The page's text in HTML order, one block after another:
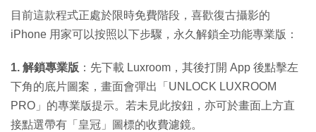
目前這款程式正處於限時免費階段，喜歡復古攝影的
iPhone 用家可以按照以下步驟，永久解鎖全功能專業版：
1. 解鎖專業版 ：先下載 Luxroom，其後打開 App 後點擊左
下角的底片圖案，畫面會彈出「UNLOCK LUXROOM
PRO」的專業版提示。若未見此按鈕，亦可於畫面上方直
接點選帶有「皇冠」圖標的收費濾鏡。